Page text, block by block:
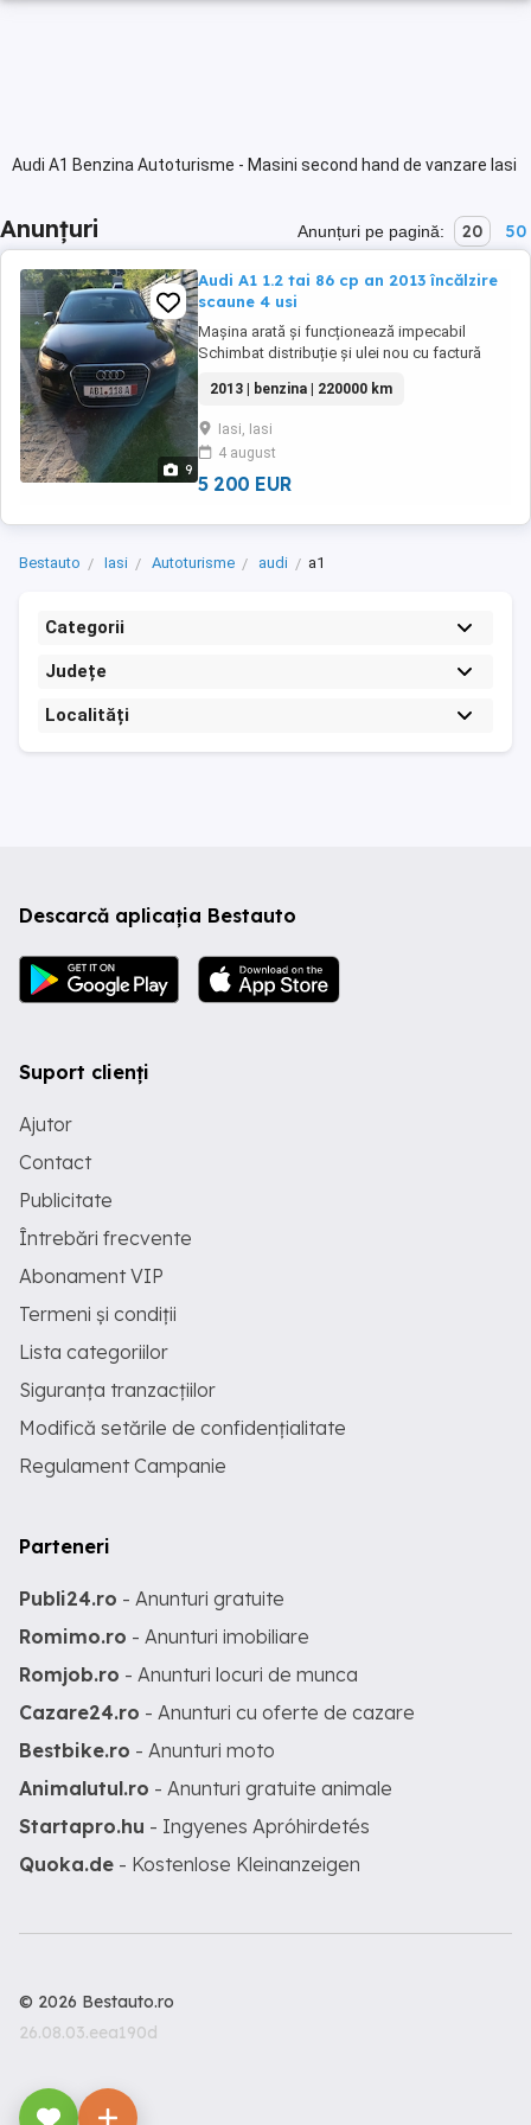
Audi A1 Benzina Autoturisme - Masini second hand de vanzare Iasi
Anunțuri Anunțuri pe pagină: 20 50
9
Audi A1 1.2 tai 86 cp an 2013 încălzire
scaune 4 usi
Mașina arată și funcționează impecabil
Schimbat distribuție și ulei nou cu factură
cauciucuri vara jante 15 cauciucuri iarna
Climatizare Încălzire scaune Senzori parcare
lumini ploaie Consum mic 6% Se pot lua 3 luni
Nr rosii
2013 | benzina | 220000 km
Iasi, Iasi
4 august
5 200 EUR
Bestauto Iasi Autoturisme audi a1
Categorii
Județe
Localități
Descarcă aplicația Bestauto
Suport clienți
Ajutor
Contact
Publicitate
Întrebări frecvente
Abonament VIP
Termeni și condiții
Lista categoriilor
Siguranța tranzacțiilor
Modifică setările de confidențialitate
Regulament Campanie
Parteneri
Publi24.ro - Anunturi gratuite
Romimo.ro - Anunturi imobiliare
Romjob.ro - Anunturi locuri de munca
Cazare24.ro - Anunturi cu oferte de cazare
Bestbike.ro - Anunturi moto
Animalutul.ro - Anunturi gratuite animale
Startapro.hu - Ingyenes Apróhirdetés
Quoka.de - Kostenlose Kleinanzeigen
© 2026 Bestauto.ro
26.08.03.eea190d